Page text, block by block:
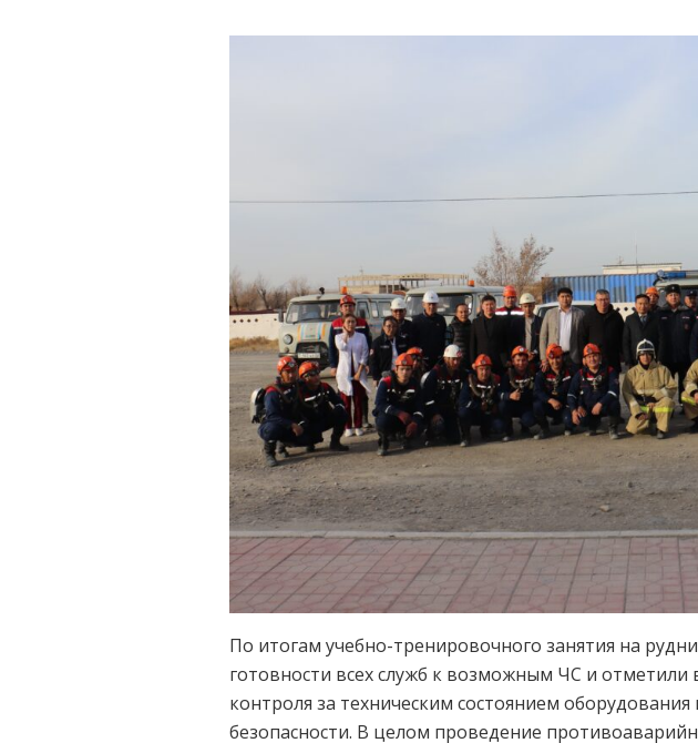
По итогам учебно-тренировочного занятия на
готовности всех служб к возможным ЧС и
контроля за техническим состоянием
безопасности. В целом проведение